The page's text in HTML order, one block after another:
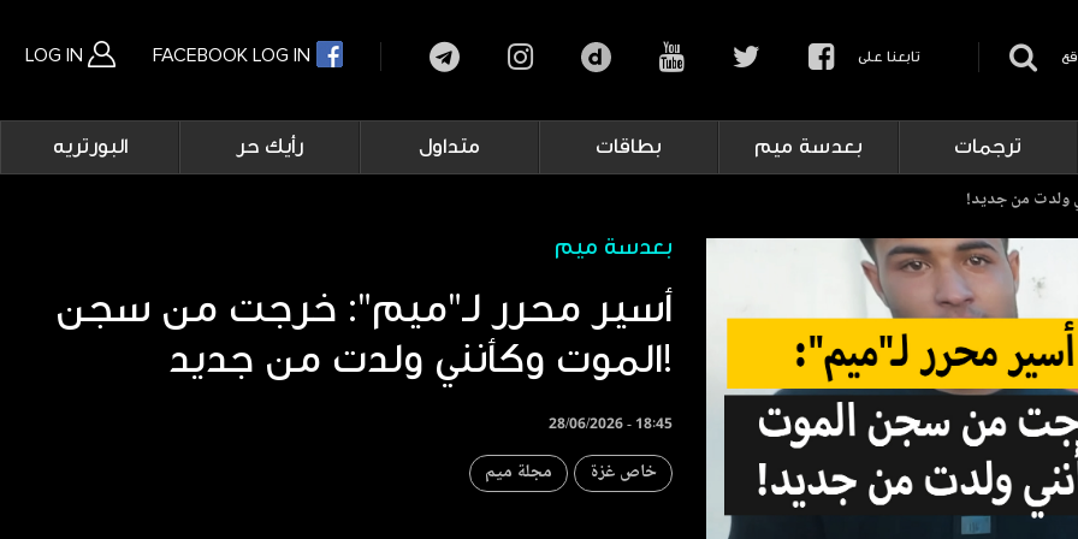
LOG IN FACEBOOK LOG IN تابعنا على
Main
navigation
ترجمات بعدسة ميم بطاقات متداول رأيك حر البورتريه
ولدت من جديد!
بعدسة ميم
أسير محرر لـ"ميم": خرجت من سجن
الموت وكأنني ولدت من جديد!
28/06/2026 - 18:45
خاص غزة مجلة ميم